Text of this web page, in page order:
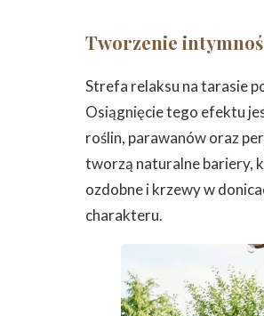
Tworzenie
Strefa relaksu na tarasie
Osiągnięcie tego efektu
roślin, parawanów oraz
tworzą naturalne bariery,
ozdobne i krzewy w
charakteru.